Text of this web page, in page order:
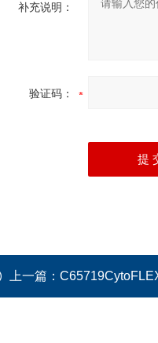
补充说明：
验证码：
上一篇：